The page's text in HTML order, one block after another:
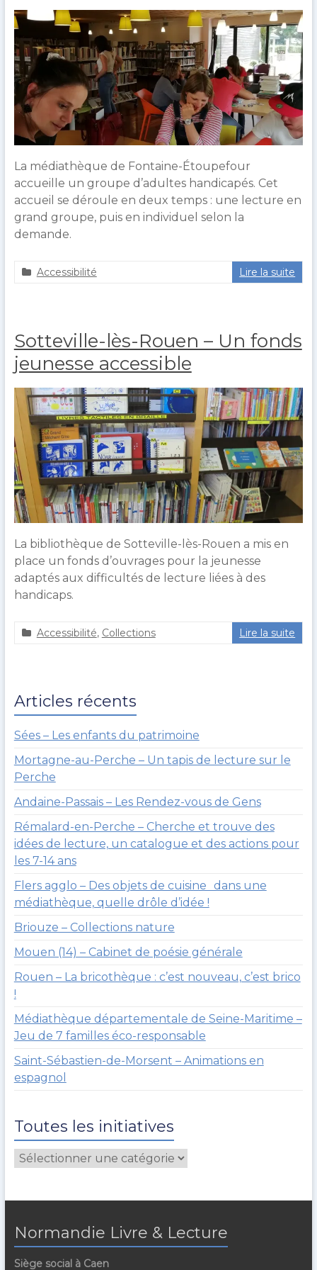
l
t
t
2
0
2
0
La médiathèque de Fontaine-Étoupefour
accueille un groupe d’adultes handicapés. Cet
accueil se déroule en deux temps : une lecture en
grand groupe, puis en individuel selon la
demande.
r
o
u
l
t
i
2
0
2
0
Accessibilité Lire la suite
Sotteville-lès-Rouen – Un fonds
jeunesse accessible
La bibliothèque de Sotteville-lès-Rouen a mis en
place un fonds d’ouvrages pour la jeunesse
adaptés aux difficultés de lecture liées à des
handicaps.
r
o
u
t
v
i
e
2
0
0
Accessibilité, Collections Lire la suite
Articles récents
Sées – Les enfants du patrimoine
Mortagne-au-Perche – Un tapis de lecture sur le
Perche
Andaine-Passais – Les Rendez-vous de Gens
Rémalard-en-Perche – Cherche et trouve des
idées de lecture, un catalogue et des actions pour
les 7-14 ans
Flers agglo – Des objets de cuisine dans une
médiathèque, quelle drôle d’idée !
Briouze – Collections nature
Mouen (14) – Cabinet de poésie générale
Rouen – La bricothèque : c’est nouveau, c’est brico
!
Médiathèque départementale de Seine-Maritime –
Jeu de 7 familles éco-responsable
Saint-Sébastien-de-Morsent – Animations en
espagnol
Toutes les initiatives
Normandie Livre & Lecture
Siège social à Caen